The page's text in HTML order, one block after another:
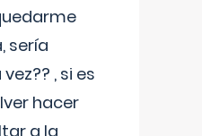
sería
, si es
hacer
a la